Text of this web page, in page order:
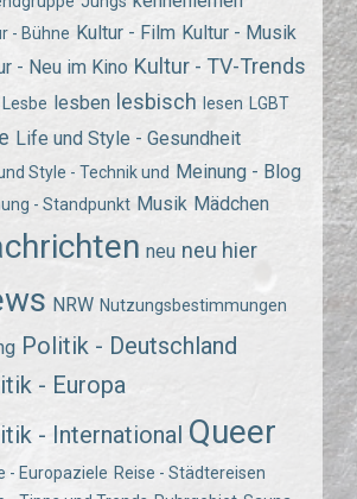
- Bühne Kultur - Film Kultur - Musik
- Neu im Kino Kultur - TV-Trends
Lesbe lesben lesbisch lesen LGBT
Life und Style - Gesundheit
Style - Technik und Meinung - Blog
- Standpunkt Musik Mädchen
neu neu hier
NRW Nutzungsbestimmungen
Politik - Deutschland
- Europa
- International Queer
- Europaziele Reise - Städtereisen